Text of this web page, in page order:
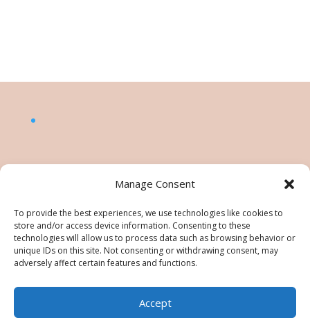
Manage Consent
To provide the best experiences, we use technologies like cookies to
store and/or access device information. Consenting to these
technologies will allow us to process data such as browsing behavior or
unique IDs on this site. Not consenting or withdrawing consent, may
adversely affect certain features and functions.
Accept
©Nésiris. Katia Picollier est Démonstratrice